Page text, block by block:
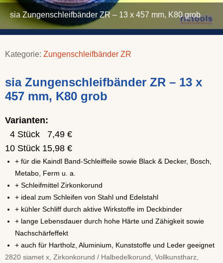
sia Zungenschleifbänder ZR – 13 x 457 mm, K80 grob
Kategorie: Zungenschleifbänder ZR
sia Zungenschleifbänder ZR – 13 x
457 mm, K80 grob
Varianten:
4 Stück 7,49 €
10 Stück 15,98 €
+ für die Kaindl Band-Schleiffeile sowie Black & Decker, Bosch,
Metabo, Ferm u. a.
+ Schleifmittel Zirkonkorund
+ ideal zum Schleifen von Stahl und Edelstahl
+ kühler Schliff durch aktive Wirkstoffe im Deckbinder
+ lange Lebensdauer durch hohe Härte und Zähigkeit sowie
Nachschärfeffekt
+ auch für Hartholz, Aluminium, Kunststoffe und Leder geeignet
2820 siamet x, Zirkonkorund / Halbedelkorund, Vollkunstharz,